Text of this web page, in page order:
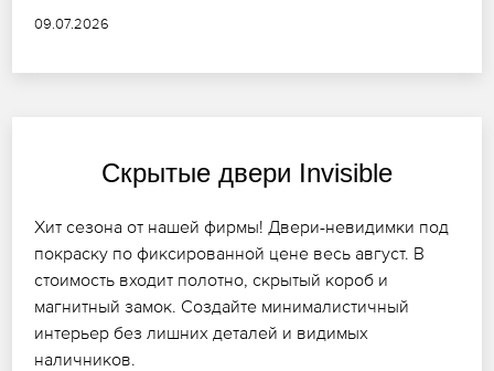
09.07.2026
Скрытые двери Invisible
Хит сезона от нашей фирмы! Двери-невидимки под
покраску по фиксированной цене весь август. В
стоимость входит полотно, скрытый короб и
магнитный замок. Создайте минималистичный
интерьер без лишних деталей и видимых
наличников.